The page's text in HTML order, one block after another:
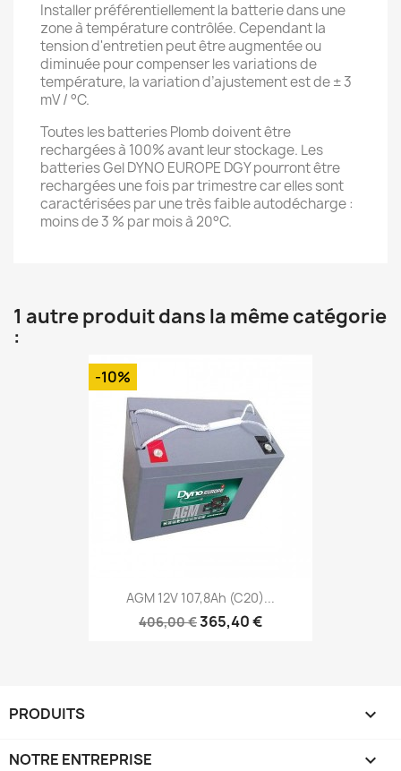
Installer préférentiellement la batterie dans une
zone à température contrôlée. Cependant la
tension d'entretien peut être augmentée ou
diminuée pour compenser les variations de
température, la variation d’ajustement est de ± 3
mV / °C.
Toutes les batteries Plomb doivent être
rechargées à 100% avant leur stockage. Les
batteries Gel DYNO EUROPE DGY pourront être
rechargées une fois par trimestre car elles sont
caractérisées par une très faible autodécharge :
moins de 3 % par mois à 20°C.
1 autre produit dans la même catégorie
:
AGM 12V 107,8Ah (C20)...
406,00 €365,40 €
-10%
PRODUITS 
NOTRE ENTREPRISE 